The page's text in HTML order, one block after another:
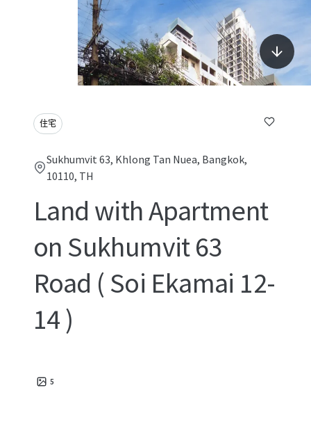
住宅
Sukhumvit 63, Khlong Tan Nuea, Bangkok,
10110, TH
Land with Apartment
on Sukhumvit 63
Road ( Soi Ekamai 12-
14 )
5